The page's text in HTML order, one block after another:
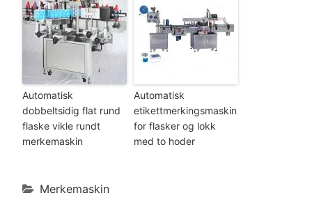
Automatisk
dobbeltsidig flat rund
flaske vikle rundt
merkemaskin
Automatisk
etikettmerkingsmaskin
for flasker og lokk
med to hoder
Merkemaskin